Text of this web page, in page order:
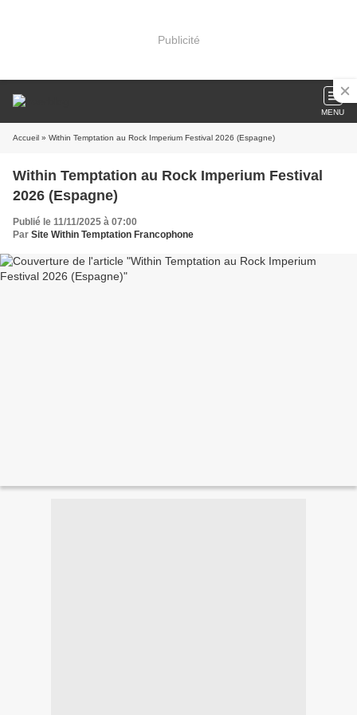
Publicité
MENU
Accueil » Within Temptation au Rock Imperium Festival 2026 (Espagne)
Within Temptation au Rock Imperium Festival
2026 (Espagne)
Publié le 11/11/2025 à 07:00
Par Site Within Temptation Francophone